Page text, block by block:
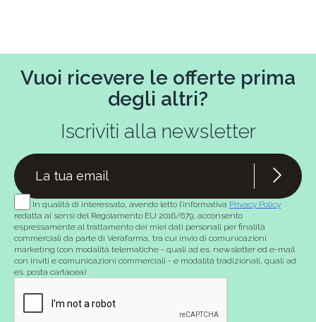
Vuoi ricevere le offerte prima
degli altri?
Iscriviti alla newsletter
In qualità di interessato, avendo letto l’informativa Privacy Policy
redatta ai sensi del Regolamento EU 2016/679, acconsento
espressamente al trattamento dei miei dati personali per finalità
commerciali da parte di Verafarma, tra cui invio di comunicazioni
marketing (con modalità telematiche - quali ad es. newsletter ed e-mail
con inviti e comunicazioni commerciali - e modalità tradizionali, quali ad
es. posta cartacea)